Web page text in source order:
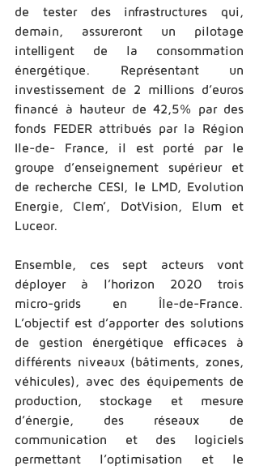
de tester des infrastructures qui,
demain, assureront un pilotage
intelligent de la consommation
énergétique. Représentant un
investissement de 2 millions d’euros
financé à hauteur de 42,5% par des
fonds FEDER attribués par la Région
Ile-­de-­ France, il est porté par le
groupe d’enseignement supérieur et
de recherche CESI, le LMD, Evolution
Energie, Clem’, DotVision, Elum et
Luceor.
Ensemble, ces sept acteurs vont
déployer à l’horizon 2020 trois
micro-­grids en Île-­de-­France.
L’objectif est d’apporter des solutions
de gestion énergétique efficaces à
différents niveaux (bâtiments, zones,
véhicules), avec des équipements de
production, stockage et mesure
d’énergie, des réseaux de
communication et des logiciels
permettant l’optimisation et le